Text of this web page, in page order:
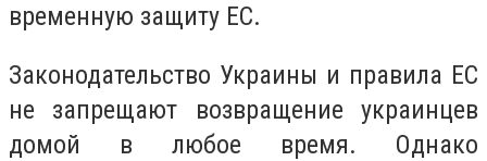
временную защиту ЕС.
Законодательство Украины и правила ЕС
не запрещают возвращение украинцев
домой в любое время. Однако